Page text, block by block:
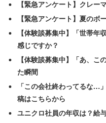
【緊急アンケート】クレー
【緊急アンケート】夏のボ
【体験談募集中】「世帯
感じですか？
【体験談募集中】「あ、こ
た瞬間
「この会社終わってるな
稿はこちらから
ユニクロ社員の年収は？給